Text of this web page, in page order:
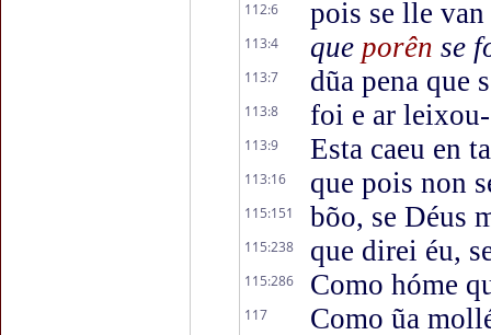
112:6 pois se lle van
113:4 que porên se
113:7 dũa pena que
113:8 foi e ar leixou-
113:9 Esta caeu en
113:16 que pois non
115:151 bõo, se Déus
115:238 que direi éu,
115:286 Como hóme
117 Como ũa